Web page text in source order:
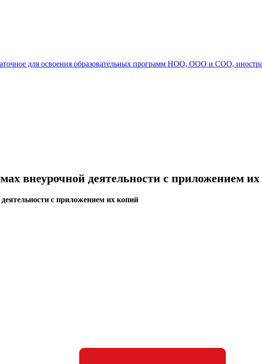
для освоения образовательных программ НОО, ООО и СОО,
внеурочной деятельности с приложением
с приложением их копий